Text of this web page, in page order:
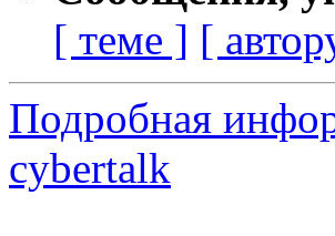
[ теме ] [
Подробная
cybertalk